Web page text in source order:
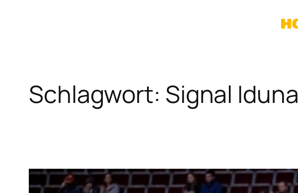
Schlagwort: Signal Iduna